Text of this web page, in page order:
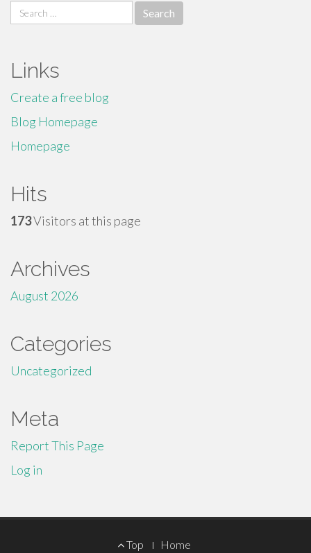
Search
for:
Links
Create a free blog
Blog Homepage
Homepage
Hits
173Visitors at this page
Archives
August 2026
Categories
Uncategorized
Meta
Report This Page
Log in
Top Home